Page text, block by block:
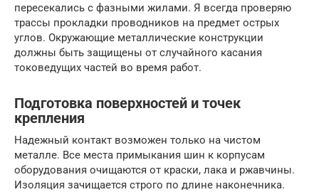
пересекались с фазными жилами. Я всегда проверяю
трассы прокладки проводников на предмет острых
углов. Окружающие металлические конструкции
должны быть защищены от случайного касания
токоведущих частей во время работ.
Подготовка поверхностей и точек
крепления
Надежный контакт возможен только на чистом
металле. Все места примыкания шин к корпусам
оборудования очищаются от краски, лака и ржавчины.
Изоляция зачищается строго по длине наконечника.